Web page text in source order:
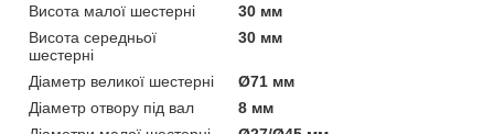
Висота малої шестерні
30 мм
Висота середньої
шестерні
30 мм
Діаметр великої шестерні
Ø71 мм
Діаметр отвору під вал
8 мм